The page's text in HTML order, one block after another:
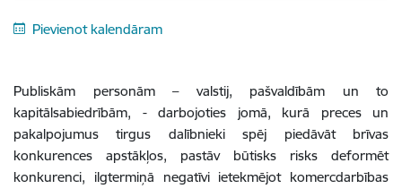
Pievienot kalendāram
Publiskām personām – valstij, pašvaldībām un to
kapitālsabiedrībām, - darbojoties jomā, kurā preces un
pakalpojumus tirgus dalībnieki spēj piedāvāt brīvas
konkurences apstākļos, pastāv būtisks risks deformēt
konkurenci, ilgtermiņā negatīvi ietekmējot komercdarbības